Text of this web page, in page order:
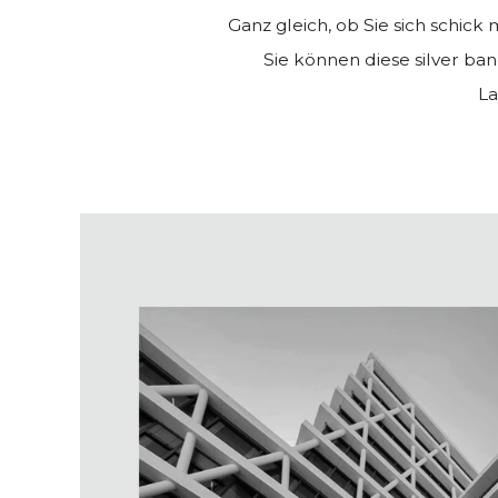
Ganz gleich, ob Sie sich
Sie können diese silver